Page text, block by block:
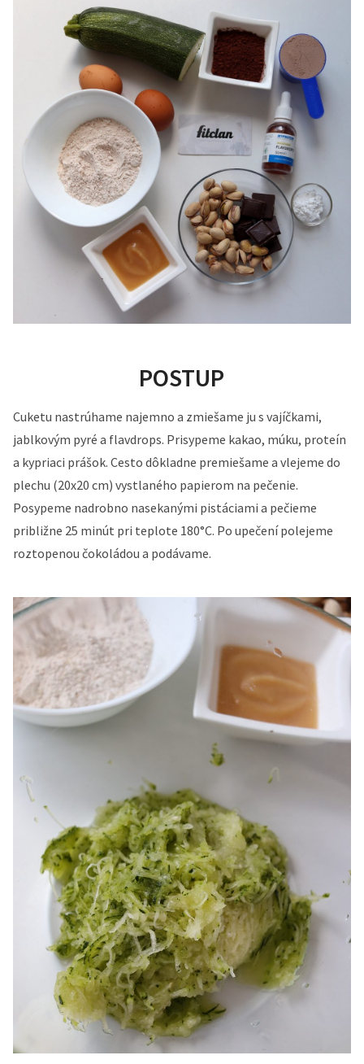
POSTUP
Cuketu nastrúhame najemno a zmiešame ju s vajíčkami,
jablkovým pyré a flavdrops. Prisypeme kakao, múku, proteín
a kypriaci prášok. Cesto dôkladne premiešame a vlejeme do
plechu (20x20 cm) vystlaného papierom na pečenie.
Posypeme nadrobno nasekanými pistáciami a pečieme
približne 25 minút pri teplote 180°C. Po upečení polejeme
roztopenou čokoládou a podávame.